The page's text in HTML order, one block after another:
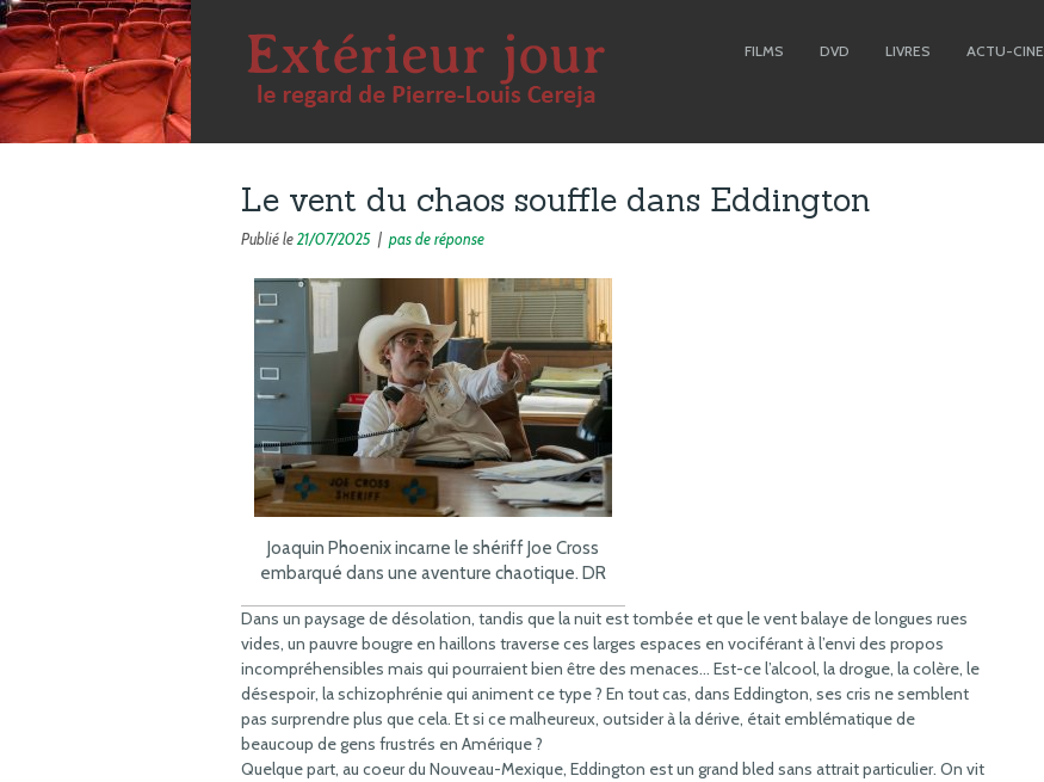
FILMS DVD LIVRES ACTU-CINE
Le vent du chaos souffle dans Eddington
Publié le21/07/2025 | pas de réponse
Joaquin Phoenix incarne le shériff Joe Cross
embarqué dans une aventure chaotique. DR
Dans un paysage de désolation, tandis que la nuit est tombée et que le vent balaye de longues rues
vides, un pauvre bougre en haillons traverse ces larges espaces en vociférant à l’envi des propos
incompréhensibles mais qui pourraient bien être des menaces… Est-ce l’alcool, la drogue, la colère, le
désespoir, la schizophrénie qui animent ce type ? En tout cas, dans Eddington, ses cris ne semblent
pas surprendre plus que cela. Et si ce malheureux, outsider à la dérive, était emblématique de
beaucoup de gens frustrés en Amérique ?
Quelque part, au coeur du Nouveau-Mexique, Eddington est un grand bled sans attrait particulier. On vit